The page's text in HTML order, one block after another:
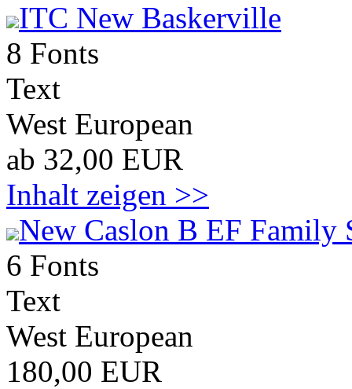
ITC New Baskerville
8 Fonts
Text
West European
ab 32,00 EUR
Inhalt zeigen >>
New Caslon B EF Family
6 Fonts
Text
West European
180,00 EUR